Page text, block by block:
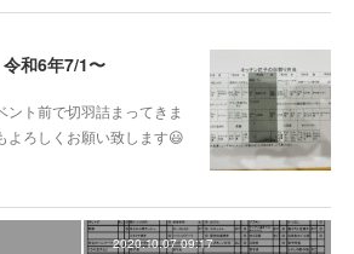
和6年7/1〜
ト前で切羽詰まってきま
よろしくお願い致します😃
2020.10.07 09:17